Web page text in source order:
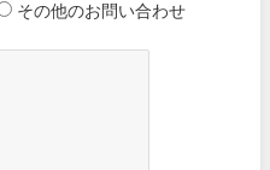
その他のお問い合わせ